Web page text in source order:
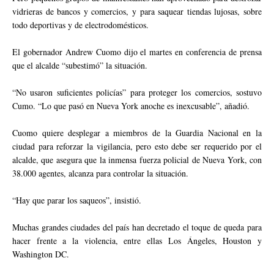
vidrieras de bancos y comercios, y para saquear tiendas lujosas, sobre
todo deportivas y de electrodomésticos.
El gobernador Andrew Cuomo dijo el martes en conferencia de prensa
que el alcalde “subestimó” la situación.
“No usaron suficientes policías” para proteger los comercios, sostuvo
Cumo. “Lo que pasó en Nueva York anoche es inexcusable”, añadió.
Cuomo quiere desplegar a miembros de la Guardia Nacional en la
ciudad para reforzar la vigilancia, pero esto debe ser requerido por el
alcalde, que asegura que la inmensa fuerza policial de Nueva York, con
38.000 agentes, alcanza para controlar la situación.
“Hay que parar los saqueos”, insistió.
Muchas grandes ciudades del país han decretado el toque de queda para
hacer frente a la violencia, entre ellas Los Ángeles, Houston y
Washington DC.